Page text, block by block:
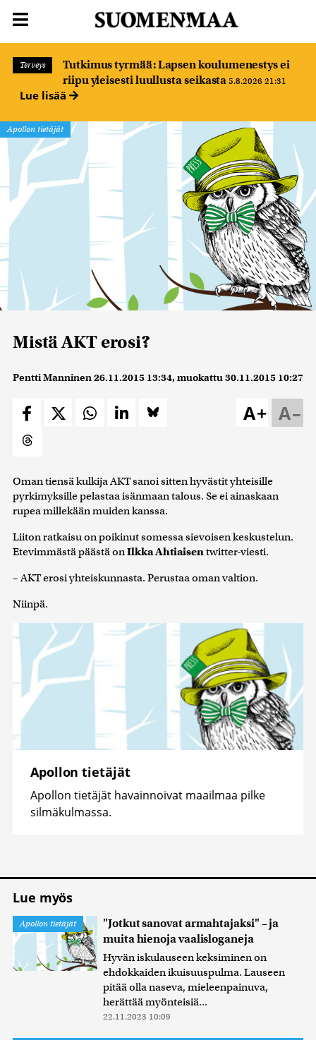
Terveys
Tutkimus tyrmää: Lapsen koulumenestys ei
riipu yleisesti luullusta seikasta 5.8.2026 21:31
Lue lisää
Apollon tietäjät
Mistä AKT erosi?
Pentti Manninen26.11.2015 13:34, muokattu30.11.2015 10:27
A–
A+
Oman tiensä kulkija AKT sanoi sitten hyvästit yhteisille
pyrkimyksille pelastaa isänmaan talous. Se ei ainaskaan
rupea millekään muiden kanssa.
Liiton ratkaisu on poikinut somessa sievoisen keskustelun.
Etevimmästä päästä onIlkka Ahtiaisentwitter-viesti.
– AKT erosi yhteiskunnasta. Perustaa oman valtion.
Niinpä.
Apollon tietäjät
Apollon tietäjät havainnoivat maailmaa pilke
silmäkulmassa.
Lue myös
Apollon tietäjät
"Jotkut sanovat armahtajaksi" – ja
muita hienoja vaalisloganeja
Hyvän iskulauseen keksiminen on
ehdokkaiden ikuisuuspulma. Lauseen
pitää olla naseva, mieleenpainuva,
herättää myönteisiä...
22.11.2023 10:09